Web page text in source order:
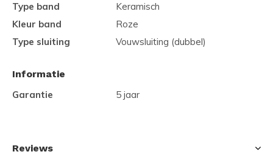
Type band
Keramisch
Kleur band
Roze
Type sluiting
Vouwsluiting (dubbel)
Informatie
Garantie
5 jaar
Reviews